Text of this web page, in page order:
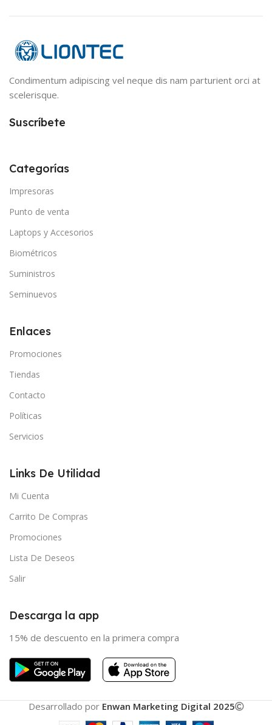
Condimentum adipiscing vel neque dis nam parturient orci at
scelerisque.
Suscríbete
Categorías
Impresoras
Punto de venta
Laptops y Accesorios
Biométricos
Suministros
Seminuevos
Enlaces
Promociones
Tiendas
Contacto
Políticas
Servicios
Links De Utilidad
Mi Cuenta
Carrito De Compras
Promociones
Lista De Deseos
Salir
Descarga la app
15% de descuento en la primera compra
Desarrollado por Enwan Marketing Digital 2025